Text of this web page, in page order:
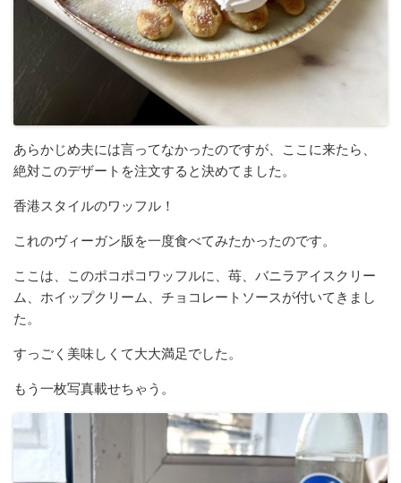
あらかじめ夫には言ってなかったのですが、ここに来たら、
絶対このデザートを注文すると決めてました。
香港スタイルのワッフル！
これのヴィーガン版を一度食べてみたかったのです。
ここは、このポコポコワッフルに、苺、バニラアイスクリー
ム、ホイップクリーム、チョコレートソースが付いてきまし
た。
すっごく美味しくて大大満足でした。
もう一枚写真載せちゃう。